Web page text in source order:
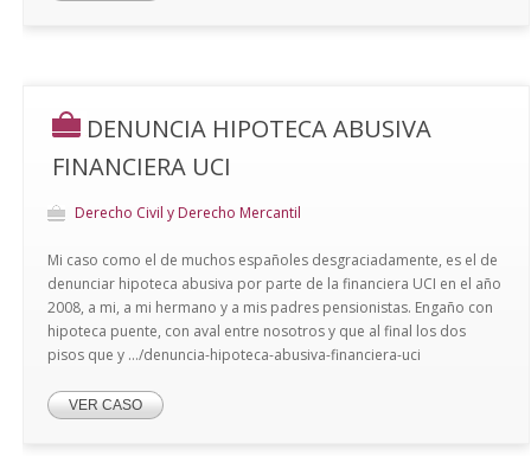
DENUNCIA HIPOTECA ABUSIVA
FINANCIERA UCI
Derecho Civil y Derecho Mercantil
Mi caso como el de muchos españoles desgraciadamente, es el de
denunciar hipoteca abusiva por parte de la financiera UCI en el año
2008, a mi, a mi hermano y a mis padres pensionistas. Engaño con
hipoteca puente, con aval entre nosotros y que al final los dos
pisos que y .../denuncia-hipoteca-abusiva-financiera-uci
VER CASO